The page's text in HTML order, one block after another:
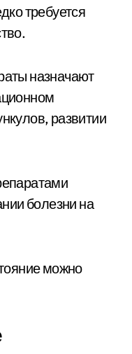
требуется
назначают
развитии
болезни на
можно